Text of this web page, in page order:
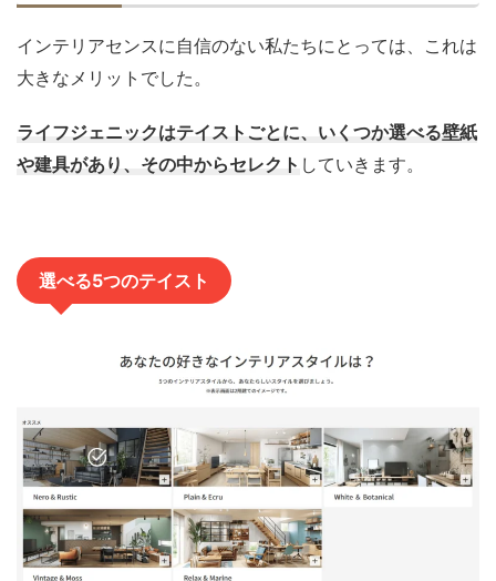
インテリアセンスに自信のない私たちにとっては、これは
大きなメリットでした。
ライフジェニックはテイストごとに、いくつか選べる壁紙
や建具があり、その中からセレクト していきます。
選べる5つのテイスト